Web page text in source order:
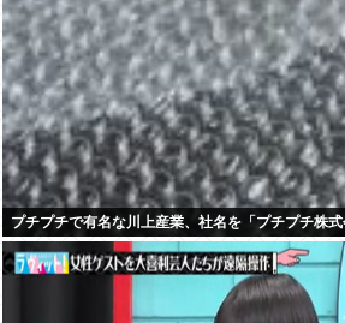
プチプチで有名な川上産業、社名を「プチプチ株